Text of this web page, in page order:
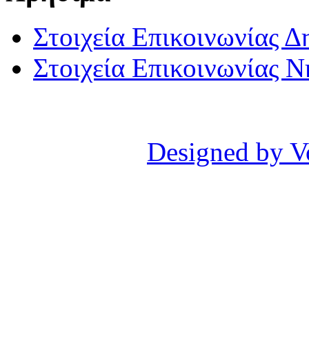
Στοιχεία Επικοινωνίας
Στοιχεία Επικοινωνίας
Designed by